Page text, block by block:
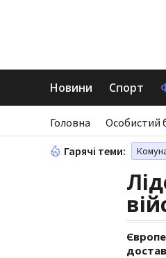
Новини Спорт
Головна Особистий
Гарячі теми: